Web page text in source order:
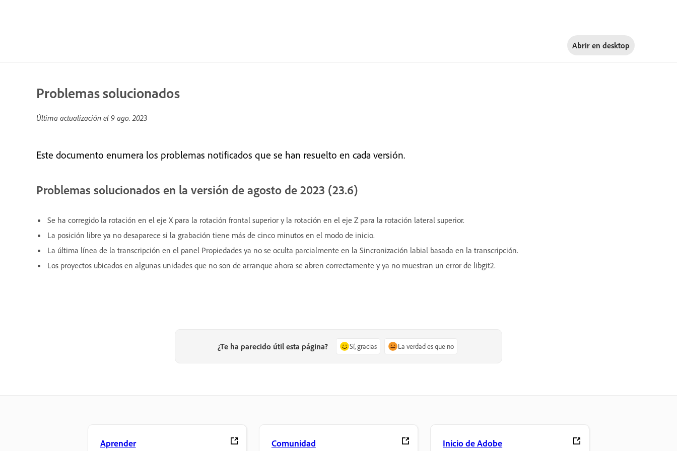
Abrir en desktop
Problemas solucionados
Última actualización el 9 ago. 2023
Este documento enumera los problemas notificados que se han resuelto en cada versión.
Problemas solucionados en la versión de agosto de 2023 (23.6)
Se ha corregido la rotación en el eje X para la rotación frontal superior y la rotación en el eje Z para la rotación lateral superior.
La posición libre ya no desaparece si la grabación tiene más de cinco minutos en el modo de inicio.
La última línea de la transcripción en el panel Propiedades ya no se oculta parcialmente en la Sincronización labial basada en la transcripción.
Los proyectos ubicados en algunas unidades que no son de arranque ahora se abren correctamente y ya no muestran un error de libgit2.
¿Te ha parecido útil esta página? Sí, gracias La verdad es que no
Aprender Comunidad Inicio de Adobe